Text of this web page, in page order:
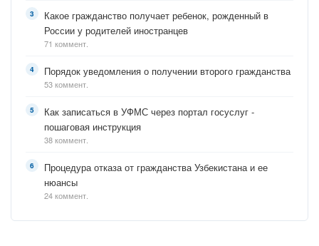
Какое гражданство получает ребенок, рожденный в
России у родителей иностранцев
71 коммент.
Порядок уведомления о получении второго гражданства
53 коммент.
Как записаться в УФМС через портал госуслуг -
пошаговая инструкция
38 коммент.
Процедура отказа от гражданства Узбекистана и ее
нюансы
24 коммент.